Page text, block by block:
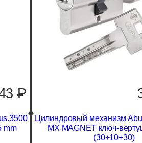
P
mm
Цилиндровый механизм
MX MAGNET ключ-
(30+10+30)